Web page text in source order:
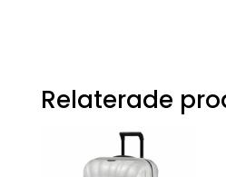
Relaterade